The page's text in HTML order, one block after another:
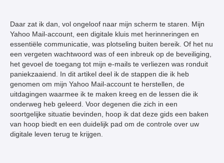
Daar zat ik dan, vol ongeloof naar mijn scherm te staren. Mijn
Yahoo Mail-account, een digitale kluis met herinneringen en
essentiële communicatie, was plotseling buiten bereik. Of het nu
een vergeten wachtwoord was of een inbreuk op de beveiliging,
het gevoel de toegang tot mijn e-mails te verliezen was ronduit
paniekzaaiend. In dit artikel deel ik de stappen die ik heb
genomen om mijn Yahoo Mail-account te herstellen, de
uitdagingen waarmee ik te maken kreeg en de lessen die ik
onderweg heb geleerd. Voor degenen die zich in een
soortgelijke situatie bevinden, hoop ik dat deze gids een baken
van hoop biedt en een duidelijk pad om de controle over uw
digitale leven terug te krijgen.